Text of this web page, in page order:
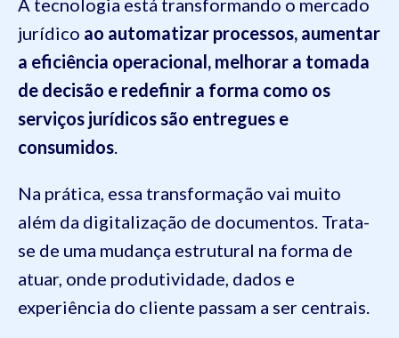
A tecnologia está transformando o mercado
jurídico ao automatizar processos, aumentar
a eficiência operacional, melhorar a tomada
de decisão e redefinir a forma como os
serviços jurídicos são entregues e
consumidos.
Na prática, essa transformação vai muito
além da digitalização de documentos. Trata-
se de uma mudança estrutural na forma de
atuar, onde produtividade, dados e
experiência do cliente passam a ser centrais.